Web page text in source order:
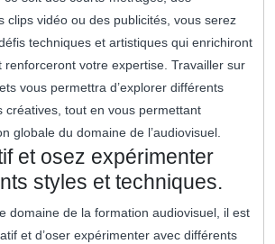
clips vidéo ou des publicités, vous serez
techniques et artistiques qui enrichiront
renforceront votre expertise. Travailler sur
vous permettra d’explorer différents
créatives, tout en vous permettant
globale du domaine de l’audiovisuel.
et osez expérimenter
styles et techniques.
domaine de la formation audiovisuel, il est
et d’oser expérimenter avec différents